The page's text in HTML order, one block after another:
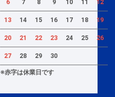
6 7 8 9 10 11 12
13 14 15 16 17 18 19
20 21 22 23 24 25 26
27 28 29 30
※赤字は休業日です